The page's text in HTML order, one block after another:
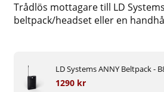
Trådlös mottagare till LD
beltpack/headset eller en
LD Systems ANNY Beltpack -
1290 kr